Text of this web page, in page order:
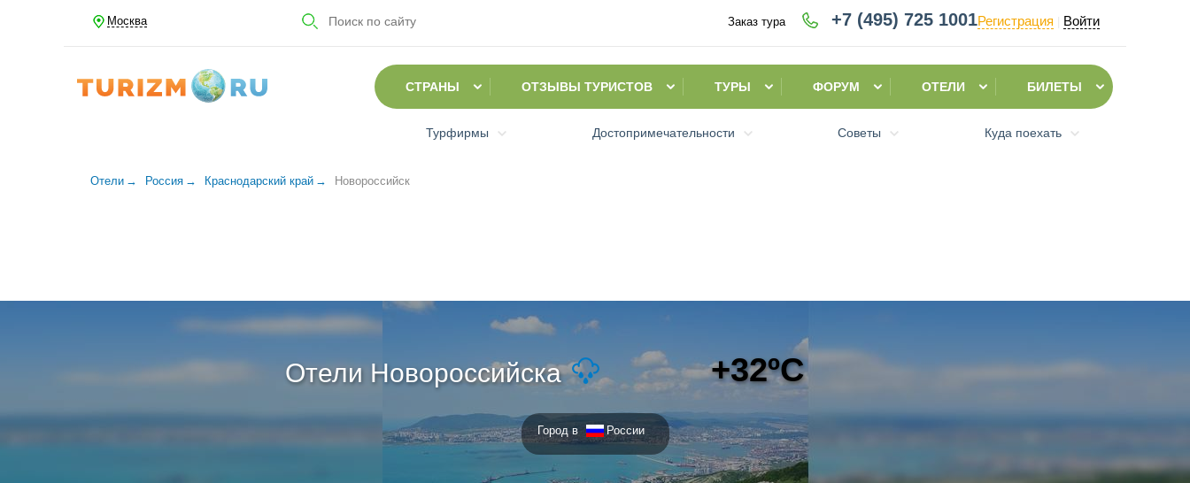
Москва Заказ тура +7 (495) 725 1001Регистрация Войти
СТРАНЫ ОТЗЫВЫ ТУРИСТОВ ТУРЫ ФОРУМ ОТЕЛИ БИЛЕТЫ
Турфирмы Достопримечательности Советы Куда поехать
Отели Россия Краснодарский край Новороссийск
Отели Новороссийска +32ºC
Город в России